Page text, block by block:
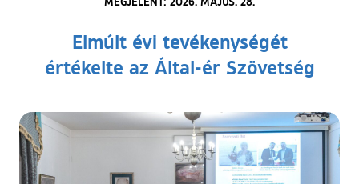
Elmúlt évi tevékenységét
értékelte az Által-ér Szövetség